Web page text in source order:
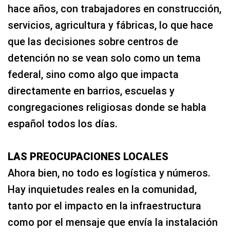
hace años, con trabajadores en construcción,
servicios, agricultura y fábricas, lo que hace
que las decisiones sobre centros de
detención no se vean solo como un tema
federal, sino como algo que impacta
directamente en barrios, escuelas y
congregaciones religiosas donde se habla
español todos los días.
LAS PREOCUPACIONES LOCALES
Ahora bien, no todo es logística y números.
Hay inquietudes reales en la comunidad,
tanto por el impacto en la infraestructura
como por el mensaje que envía la instalación